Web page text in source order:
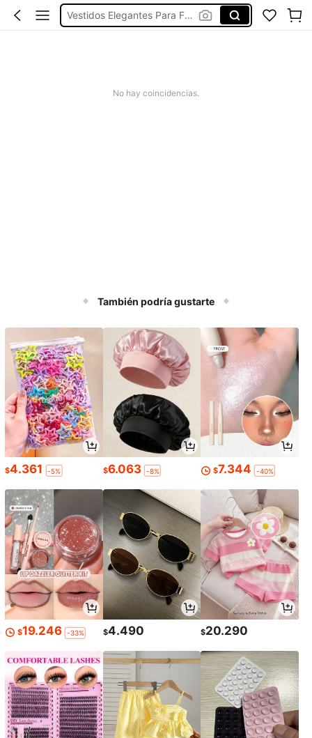
Vestidos Elegantes Para Fiesta
No hay coincidencias.
También podría gustarte
$4.361 -5% $6.063 -8% $7.344 -40%
$19.246 -33% $4.490 $20.290